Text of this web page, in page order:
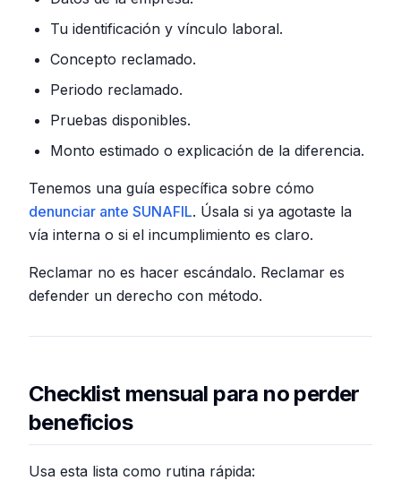
Tu identificación y vínculo laboral.
Concepto reclamado.
Periodo reclamado.
Pruebas disponibles.
Monto estimado o explicación de la diferencia.
Tenemos una guía específica sobre cómo
denunciar ante SUNAFIL. Úsala si ya agotaste la
vía interna o si el incumplimiento es claro.
Reclamar no es hacer escándalo. Reclamar es
defender un derecho con método.
Checklist mensual para no perder
beneficios
Usa esta lista como rutina rápida: